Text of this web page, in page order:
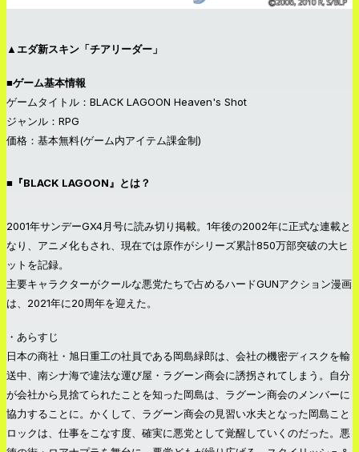
▲エダ新スキン「チアリーダー」
■ゲーム基本情報
ゲームタイトル：BLACK LAGOON Heaven's Shot
ジャンル：RPG
価格：基本無料(ゲーム内アイテム課金制)
■『BLACK LAGOON』とは？
2001年サンデーGX4月号に読み切り掲載。1年後の2002年に正式な連載と
なり、アニメ化もされ、現在では原作がシリーズ累計850万部突破の大ヒ
ットを記録。
主要キャラクターがクールな悪党たちで占めるハードGUNアクション漫画
は、2021年に20周年を迎えた。
・あらすじ
日本の商社・旭日重工の社員である岡島緑郎は、会社の機密ディスクを輸
送中、南シナ海で違法な運び屋・ラグーン商会に誘拐されてしまう。自分
が会社から見捨てられたことを知った岡島は、ラグーン商会のメンバーに
協力することに。かくして、ラグーン商会の見習い水夫となった岡島こと
ロックは、仕事をこなす度、確実に悪党として覚醒していくのだった。悪